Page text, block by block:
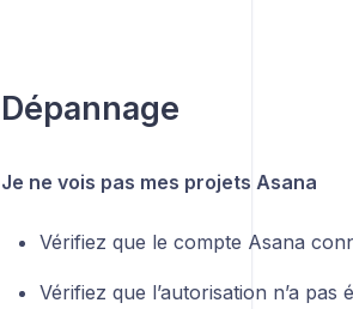
Dépannage
Je ne vois pas mes projets Asana
Vérifiez que le compte Asana
Vérifiez que l’autorisation n’a pas